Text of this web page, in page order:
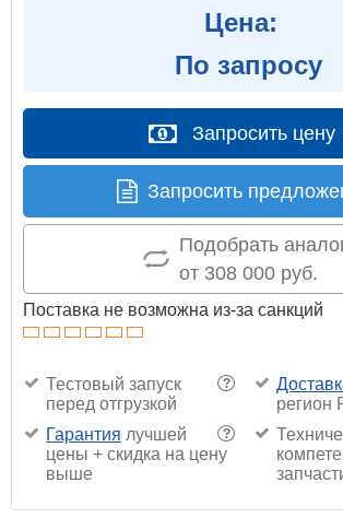
Цена:
По запросу
Запросить цену
Запросить
Подобрать
от 308 000 руб.
Поставка не возможна из-за санкций
?
Тестовый запуск
перед отгрузкой
регион
?
Гарантия лучшей
цены + скидка на цену
выше